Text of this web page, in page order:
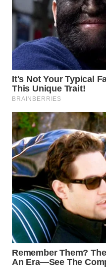
WAHANANEWS
NET
WAHANA
SPORT
WAHANA
WAHANA
SELEB
WAHANA
PERSONA
WAHANA
OTOMOTIF
WAHANA
HEALTH